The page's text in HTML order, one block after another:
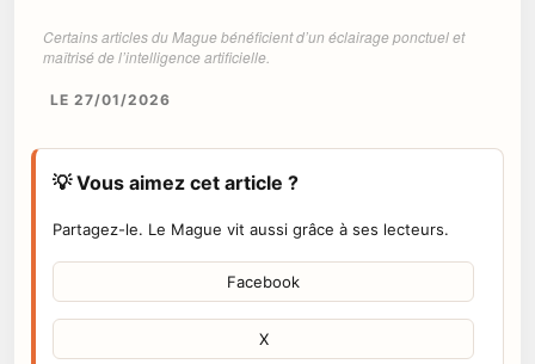
Certains articles du Mague bénéficient d’un éclairage ponctuel et
maîtrisé de l’intelligence artificielle.
LE 27/01/2026
💡 Vous aimez cet article ?
Partagez-le. Le Mague vit aussi grâce à ses lecteurs.
Facebook
X